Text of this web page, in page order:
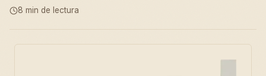
8 min de lectura